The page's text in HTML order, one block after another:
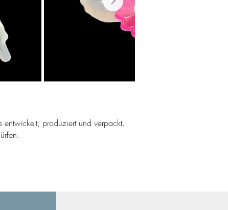
entwickelt, produziert und verpackt.